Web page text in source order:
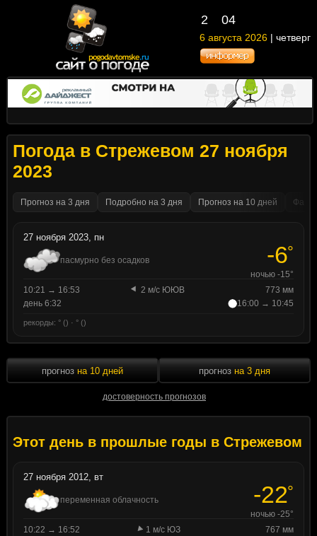
2 04
6 августа 2026 | четверг
Погода в Стрежевом 27 ноября
2023
Прогноз на 3 дня Подробно на 3 дня Прогноз на 10 дней
27 ноября 2023, пн
пасмурно без осадков -6°
ночью -15°
10:21 → 16:53
2 м/с ЮЮВ
773 мм
день 6:32
16:00 → 10:45
рекорды: ° () · ° ()
прогноз на 10 дней
достоверность прогнозов
прогноз на 3 дня
Этот день в прошлые годы в Стрежевом
27 ноября 2012, вт
переменная облачность -22°
ночью -25°
10:22 → 16:52
1 м/с ЮЗ
767 мм